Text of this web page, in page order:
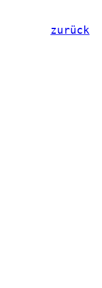
zurück